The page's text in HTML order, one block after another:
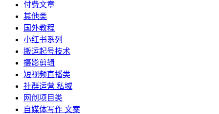
付费文章
其他类
国外教程
小红书系列
搬运起号技术
摄影剪辑
短视频直播类
社群运营 私域
网创项目类
自媒体写作 文案